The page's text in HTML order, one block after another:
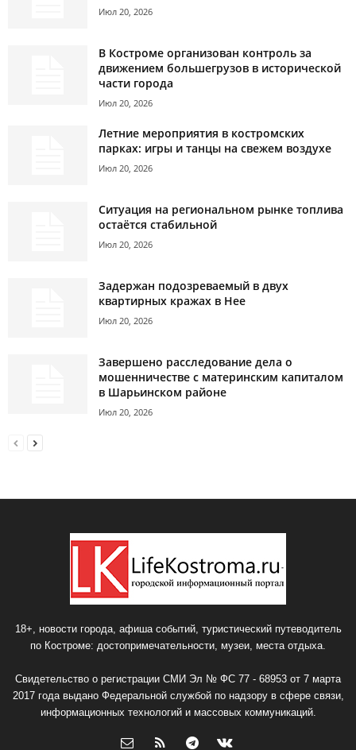
Июл 20, 2026
В Костроме организован контроль за
движением большегрузов в исторической
части города
Июл 20, 2026
Летние мероприятия в костромских
парках: игры и танцы на свежем воздухе
Июл 20, 2026
Ситуация на региональном рынке топлива
остаётся стабильной
Июл 20, 2026
Задержан подозреваемый в двух
квартирных кражах в Нее
Июл 20, 2026
Завершено расследование дела о
мошенничестве с материнским капиталом
в Шарьинском районе
Июл 20, 2026
18+, новости города, афиша событий, туристический путеводитель
по Костроме: достопримечательности, музеи, места отдыха.
Свидетельство о регистрации СМИ Эл № ФС 77 - 68953 от 7 марта
2017 года выдано Федеральной службой по надзору в сфере связи,
информационных технологий и массовых коммуникаций.